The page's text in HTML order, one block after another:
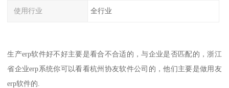
使用行业 全行业
生产erp软件好不好主要是看合不合适的，与企业是否匹配的，浙江
省企业erp系统你可以看看杭州协友软件公司的，他们主要是做用友
erp软件的.